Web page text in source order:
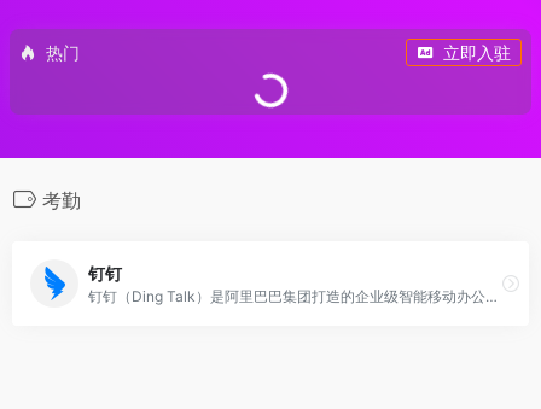
热门 立即入驻
考勤
钉钉
钉钉（Ding Talk）是阿里巴巴集团打造的企业级智能移动办公平台，引领未来新一代工作方式，将陪伴每一个企业成长，是数字经济时代的企业组织协同办公和应用开发平台，是新生产力工具。